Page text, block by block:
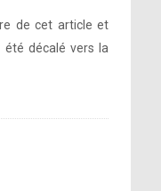
de cet article et
été décalé vers la